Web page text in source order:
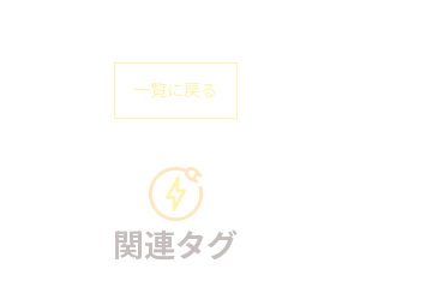
一覧に戻る
関連タグ